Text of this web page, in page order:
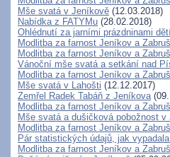
Mše svatá v Jeníkově (12.03.2018)
Nabídka z FATYMu (28.02.2018)
Ohlédnutí za jarními prázdninami
Modlitba za farnost Jeníkov a
Modlitba za farnost Jeníkov a
Vánoční mše svatá a setkání nad
Modlitba za farnost Jeníkov a
Mše svatá v Lahošti (12.12.2017)
Zemřel Radek Tabáň z Jeníkova
Modlitba za farnost Jeníkov a
Mše svatá a dušičková pobožnost v
Modlitba za farnost Jeníkov a
Pár statistických údajů, jak
Modlitba za farnost Jeníkov a